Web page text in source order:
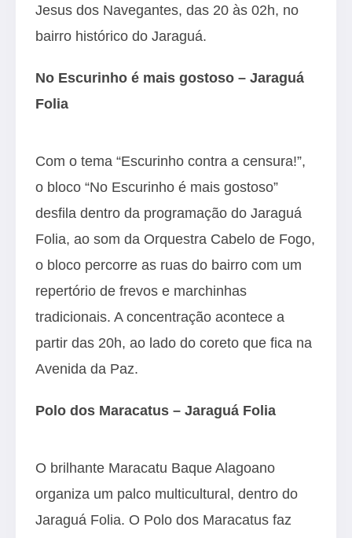
Jesus dos Navegantes, das 20 às 02h, no
bairro histórico do Jaraguá.
No Escurinho é mais gostoso – Jaraguá
Folia
Com o tema “Escurinho contra a censura!”,
o bloco “No Escurinho é mais gostoso”
desfila dentro da programação do Jaraguá
Folia, ao som da Orquestra Cabelo de Fogo,
o bloco percorre as ruas do bairro com um
repertório de frevos e marchinhas
tradicionais. A concentração acontece a
partir das 20h, ao lado do coreto que fica na
Avenida da Paz.
Polo dos Maracatus – Jaraguá Folia
O brilhante Maracatu Baque Alagoano
organiza um palco multicultural, dentro do
Jaraguá Folia. O Polo dos Maracatus faz